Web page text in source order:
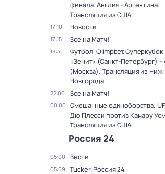
финала. Англия - Аргентина.
Трансляция из США
17:10 Новости
17:15 Все на Матч!
18:30
Футбол. Olimpbet Суперкубок
«Зенит» (Санкт-Петербург) -
(Москва). Трансляция из
Новгорода
22:00 Все на Матч!
00:00
Смешанные единоборства.
Дю Плесси против Камару
Трансляция из США
Россия 24
05:00 Вести
05:09 Tucker. Россия 24